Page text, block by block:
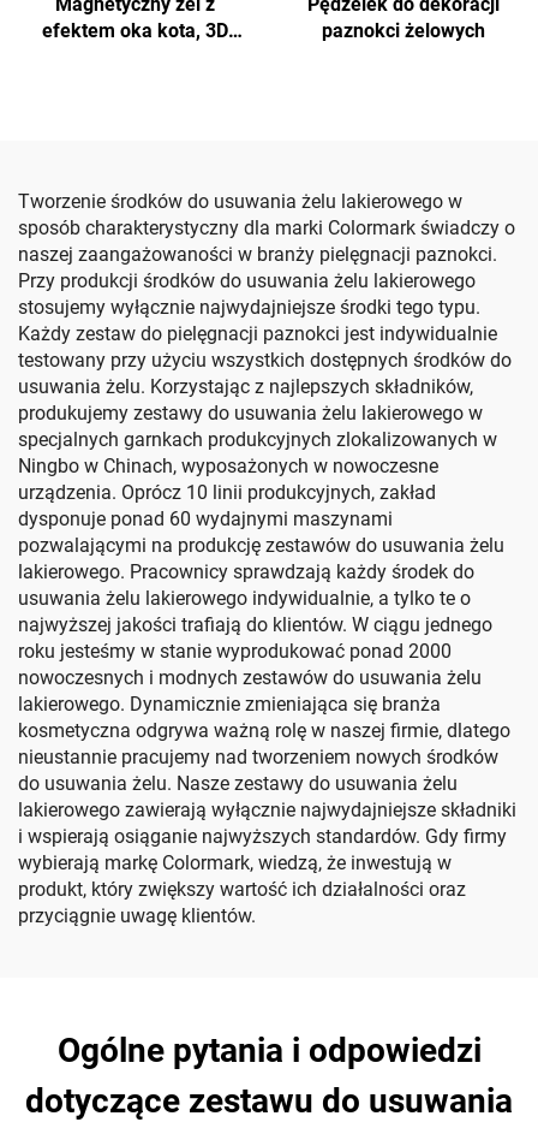
efektem oka kota, 3D
paznokci żelowych
Tworzenie środków do usuwania żelu lakierowego w
sposób charakterystyczny dla marki Colormark świadczy o
naszej zaangażowaności w branży pielęgnacji paznokci.
Przy produkcji środków do usuwania żelu lakierowego
stosujemy wyłącznie najwydajniejsze środki tego typu.
Każdy zestaw do pielęgnacji paznokci jest indywidualnie
testowany przy użyciu wszystkich dostępnych środków do
usuwania żelu. Korzystając z najlepszych składników,
produkujemy zestawy do usuwania żelu lakierowego w
specjalnych garnkach produkcyjnych zlokalizowanych w
Ningbo w Chinach, wyposażonych w nowoczesne
urządzenia. Oprócz 10 linii produkcyjnych, zakład
dysponuje ponad 60 wydajnymi maszynami
pozwalającymi na produkcję zestawów do usuwania żelu
lakierowego. Pracownicy sprawdzają każdy środek do
usuwania żelu lakierowego indywidualnie, a tylko te o
najwyższej jakości trafiają do klientów. W ciągu jednego
roku jesteśmy w stanie wyprodukować ponad 2000
nowoczesnych i modnych zestawów do usuwania żelu
lakierowego. Dynamicznie zmieniająca się branża
kosmetyczna odgrywa ważną rolę w naszej firmie, dlatego
nieustannie pracujemy nad tworzeniem nowych środków
do usuwania żelu. Nasze zestawy do usuwania żelu
lakierowego zawierają wyłącznie najwydajniejsze składniki
i wspierają osiąganie najwyższych standardów. Gdy firmy
wybierają markę Colormark, wiedzą, że inwestują w
produkt, który zwiększy wartość ich działalności oraz
przyciągnie uwagę klientów.
Ogólne pytania i odpowiedzi
dotyczące zestawu do usuwania